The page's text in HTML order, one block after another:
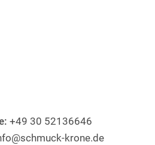
+49 30 52136646
krone.de